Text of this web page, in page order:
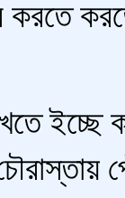
করতে
ইচ্ছে